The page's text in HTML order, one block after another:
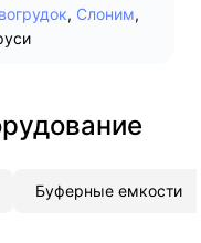
, Слоним,
Буферные емкости